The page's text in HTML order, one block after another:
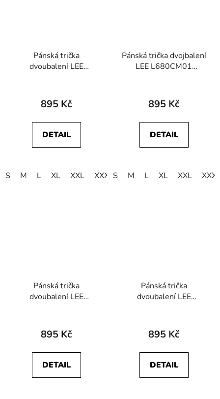
Pánská trička
dvoubalení LEE
PACK CREW Greymele
Navy
895 Kč
DETAIL
S M L XL XXL XXXL 4XL 5XL
Pánská trička dvojbalení
LEE L680CM01
895 Kč
DETAIL
S M L XL XXL
Pánská trička
dvoubalení LEE
PACK CREW White
895 Kč
DETAIL
Pánská trička
dvoubalení LEE
PACK CREW Black
White
895 Kč
DETAIL